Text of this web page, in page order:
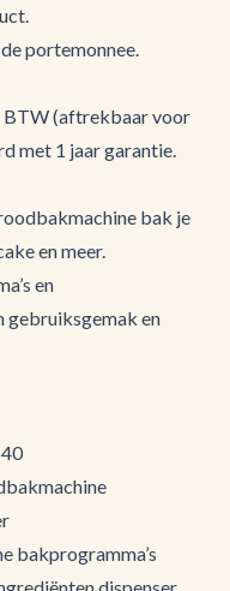
portemonnee.
BTW (aftrekbaar voor
met 1 jaar garantie.
bak je
en meer.
en
gebruiksgemak en
bakprogramma’s